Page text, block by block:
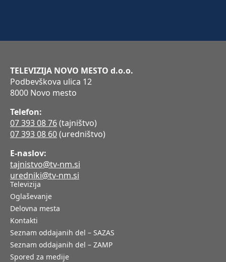
TELEVIZIJA NOVO MESTO d.o.o.
Podbevškova ulica 12
8000 Novo mesto
Telefon:
07 393 08 76(tajništvo)
07 393 08 60(uredništvo)
E-naslov:
tajnistvo@tv-nm.si
uredniki@tv-nm.si
Televizija
Oglaševanje
Delovna mesta
Kontakti
Seznam oddajanih del – SAZAS
Seznam oddajanih del – ZAMP
Spored za medije